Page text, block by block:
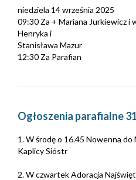
niedziela 14 września 2025
09:30 Za + Mariana Jurkiewicz i
Henryka i
Stanisława Mazur
12:30 Za Parafian
Ogłoszenia parafialne
1. W środę o 16.45 Nowenna
Kaplicy Sióstr
2. W czwartek Adoracja